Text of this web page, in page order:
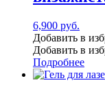
6,900 руб.
Добавить в
Добавить в
Подробнее